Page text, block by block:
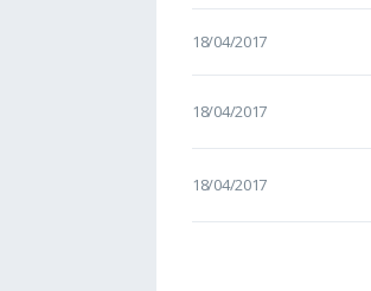
18/04/2017
18/04/2017
18/04/2017